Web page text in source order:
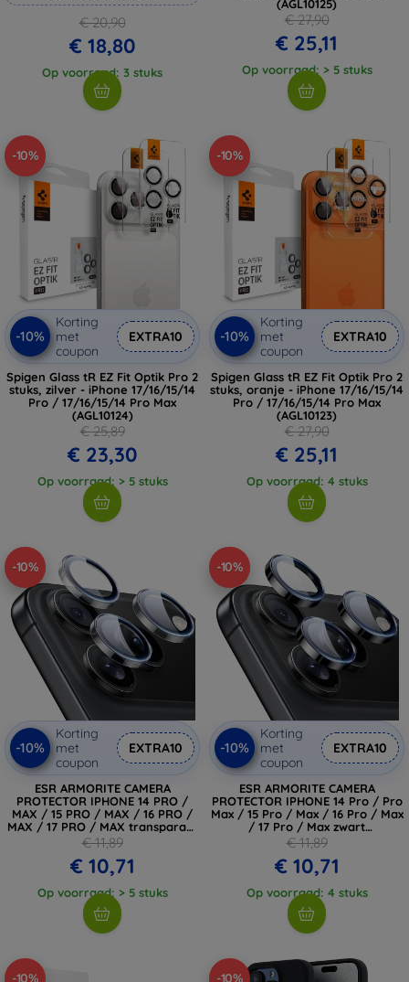
€ 20,90
€ 18,80
Op voorraad: 3 stuks
(AGL10125)
€ 27,90
€ 25,11
Op voorraad: > 5 stuks
-10%
-10%
Korting
met
coupon
EXTRA10
Spigen Glass tR EZ Fit Optik Pro 2
stuks, zilver - iPhone 17/16/15/14
Pro / 17/16/15/14 Pro Max
(AGL10124)
€ 25,89
€ 23,30
Op voorraad: > 5 stuks
-10%
-10%
Korting
met
coupon
EXTRA10
Spigen Glass tR EZ Fit Optik Pro 2
stuks, oranje - iPhone 17/16/15/14
Pro / 17/16/15/14 Pro Max
(AGL10123)
€ 27,90
€ 25,11
Op voorraad: 4 stuks
-10%
-10%
Korting
met
coupon
EXTRA10
ESR ARMORITE CAMERA
PROTECTOR IPHONE 14 PRO /
MAX / 15 PRO / MAX / 16 PRO /
MAX / 17 PRO / MAX transparant
(4894240287606)
€ 11,89
€ 10,71
Op voorraad: > 5 stuks
-10%
-10%
Korting
met
coupon
EXTRA10
ESR ARMORITE CAMERA
PROTECTOR IPHONE 14 Pro / Pro
Max / 15 Pro / Max / 16 Pro / Max
/ 17 Pro / Max zwart
(4894240287583)
€ 11,89
€ 10,71
Op voorraad: 4 stuks
-10% -10%